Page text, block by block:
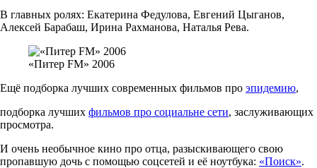
В главных ролях: Екатерина Федулова, Евгений Цыганов,
Алексей Барабаш, Ирина Рахманова, Наталья Рева.
«Питер FM» 2006
Ещё подборка лучших современных фильмов про эпидемию,
подборка лучших фильмов про социальне сети, заслуживающих
просмотра.
И очень необычное кино про отца, разыскивающего свою
пропавшую дочь с помощью соцсетей и её ноутбука: «Поиск».